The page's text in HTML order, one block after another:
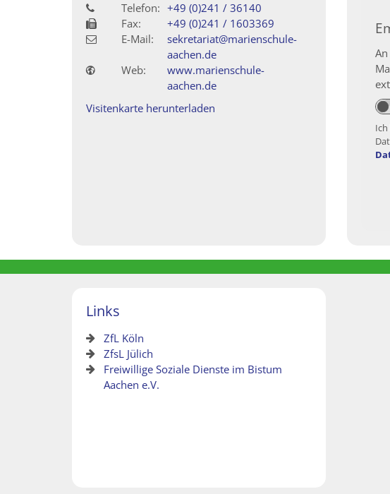
Telefon: +49 (0)241 / 36140
Fax:
+49 (0)241 / 1603369
E-Mail:
sekretariat@marienschule-
aachen.de
Web:
www.marienschule-
aachen.de
Visitenkarte herunterladen
Links
ZfL Köln
ZfsL Jülich
Freiwillige Soziale Dienste im Bistum
Aachen e.V.